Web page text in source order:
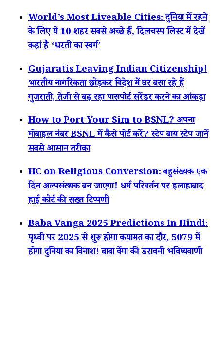
World’s Most Liveable Cities: दुनिया में रहने
के लिए ये 10 शहर सबसे अच्छे हैं, दिलचस्प लिस्ट में देखें
कहां है ‘धरती का स्वर्ग’
Gujaratis Leaving Indian Citizenship!
भारतीय नागरिकता छोड़कर विदेश में घर बसा रहे हैं
गुजराती, तेजी से बढ़ रहा पासपोर्ट सरेंडर करने का आंकड़ा
How to Port Your Sim to BSNL? अपना
मोबाइल नंबर BSNL में कैसे पोर्ट करें? स्टेप बाय स्टेप जानें
सबसे आसान तरीका
HC on Religious Conversion: बहुसंख्यक एक
दिन अल्पसंख्यक बन जाएगा! धर्म परिवर्तन पर इलाहाबाद
हाई कोर्ट की सख्त टिप्पणी
Baba Vanga 2025 Predictions In Hindi:
पृथ्वी पर 2025 से शुरू होगा कयामत का दौर, 5079 में
होगा दुनिया का विनाश! बाबा वेंगा की डरावनी भविष्यवाणी